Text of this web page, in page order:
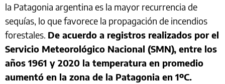
la Patagonia argentina es la mayor recurrencia de
sequías, lo que favorece la propagación de incendios
forestales. De acuerdo a registros realizados por el
Servicio Meteorológico Nacional (SMN), entre los
años 1961 y 2020 la temperatura en promedio
aumentó en la zona de la Patagonia en 1ºC.